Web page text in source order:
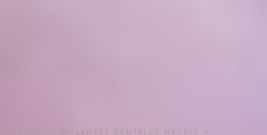
INICIO — IMPLANTES DENTALES MADRID —